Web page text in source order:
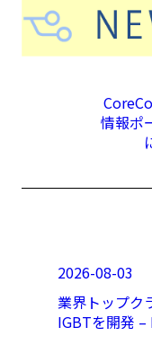
情報ポ
2026-08-03
業界トップク
IGBTを開発 –